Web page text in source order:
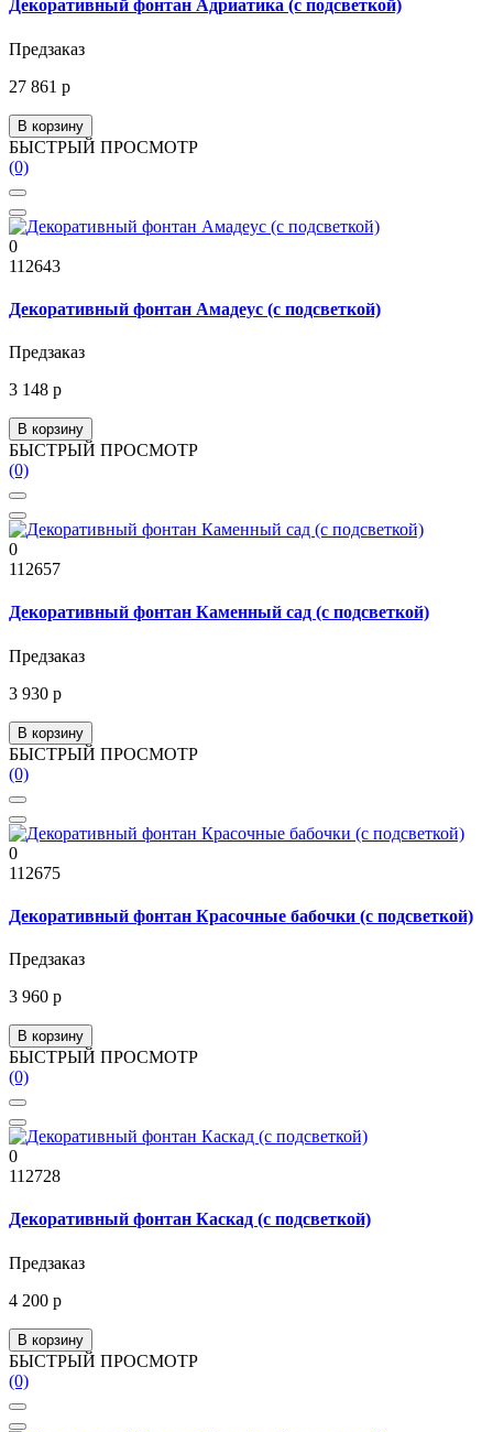
Декоративный фонтан Адриатика (с подсветкой)
Предзаказ
27 861 р
В корзину
БЫСТРЫЙ ПРОСМОТР
(0)
0
112643
Декоративный фонтан Амадеус (с подсветкой)
Предзаказ
3 148 р
В корзину
БЫСТРЫЙ ПРОСМОТР
(0)
0
112657
Декоративный фонтан Каменный сад (с подсветкой)
Предзаказ
3 930 р
В корзину
БЫСТРЫЙ ПРОСМОТР
(0)
0
112675
Декоративный фонтан Красочные бабочки (с подсветкой)
Предзаказ
3 960 р
В корзину
БЫСТРЫЙ ПРОСМОТР
(0)
0
112728
Декоративный фонтан Каскад (с подсветкой)
Предзаказ
4 200 р
В корзину
БЫСТРЫЙ ПРОСМОТР
(0)